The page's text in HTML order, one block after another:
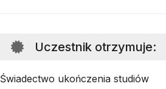
Uczestnik otrzymuje:
Świadectwo ukończenia studiów